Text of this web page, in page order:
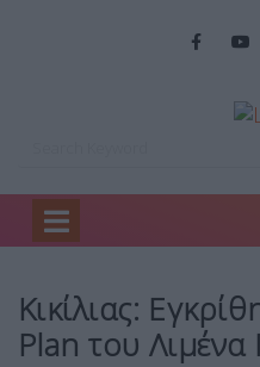
Home
Κικίλιας:
Plan του